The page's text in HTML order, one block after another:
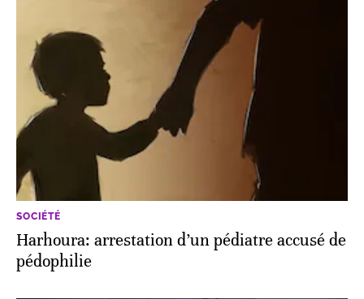
SOCIÉTÉ
Harhoura: arrestation d’un pédiatre accusé de
pédophilie